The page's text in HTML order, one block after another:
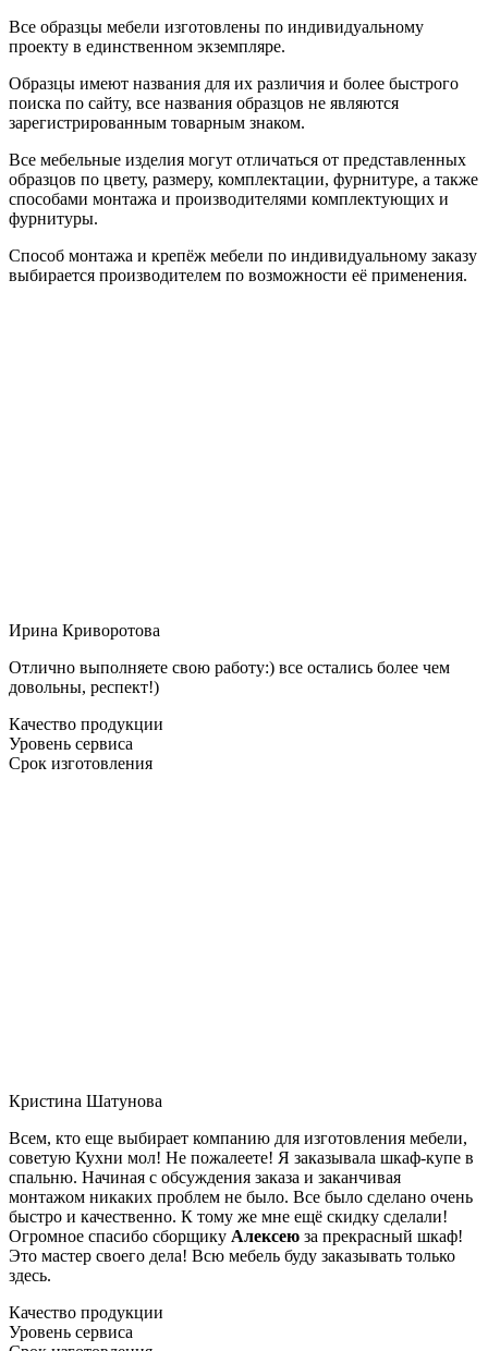
Все образцы мебели изготовлены по индивидуальному
проекту в единственном экземпляре.
Образцы имеют названия для их различия и более быстрого
поиска по сайту, все названия образцов не являются
зарегистрированным товарным знаком.
Все мебельные изделия могут отличаться от представленных
образцов по цвету, размеру, комплектации, фурнитуре, а также
способами монтажа и производителями комплектующих и
фурнитуры.
Способ монтажа и крепёж мебели по индивидуальному заказу
выбирается производителем по возможности её применения.
Ирина Криворотова
Отлично выполняете свою работу:) все остались более чем
довольны, респект!)
Качество продукции
Уровень сервиса
Срок изготовления
Кристина Шатунова
Всем, кто еще выбирает компанию для изготовления мебели,
советую Кухни мол! Не пожалеете! Я заказывала шкаф-купе в
спальню. Начиная с обсуждения заказа и заканчивая
монтажом никаких проблем не было. Все было сделано очень
быстро и качественно. К тому же мне ещё скидку сделали!
Огромное спасибо сборщику Алексею за прекрасный шкаф!
Это мастер своего дела! Всю мебель буду заказывать только
здесь.
Качество продукции
Уровень сервиса